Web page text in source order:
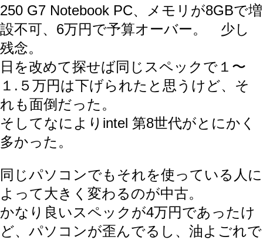
250 G7 Notebook PC、メモリが8GBで増
設不可、6万円で予算オーバー。 少し
残念。
日を改めて探せば同じスペックで１〜
１.５万円は下げられたと思うけど、そ
れも面倒だった。
そしてなによりintel 第8世代がとにかく
多かった。
同じパソコンでもそれを使っている人に
よって大きく変わるのが中古。
かなり良いスペックが4万円であったけ
ど、パソコンが歪んでるし、油よごれで